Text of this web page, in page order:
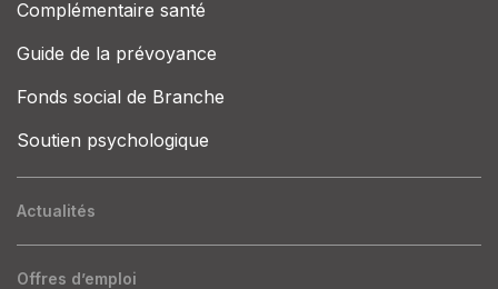
Complémentaire santé
Guide de la prévoyance
Fonds social de Branche
Soutien psychologique
Actualités
Offres d’emploi